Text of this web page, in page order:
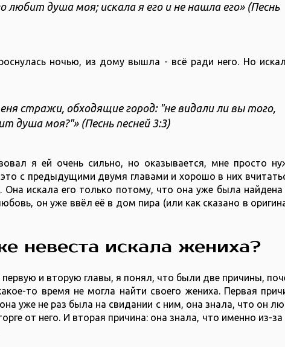
любит душа моя; искала я его и не нашла его» (‭Песнь
ночью, из дому вышла - всё ради него. Но
стражи, обходящие город: "не видали ли вы того,
душа моя?"» (‭‭Песнь песней ‭3‬:‭3‬)
я ей очень сильно, но оказывается, мне просто
с предыдущими двумя главами и хорошо в них
Она искала его только потому, что она уже была
он уже ввёл её в дом пира (или как сказано в
невеста искала жениха?
первую и вторую главы, я понял, что были две причины,
то время не могла найти своего жениха. Первая
уже не раз была на свидании с ним, она знала, что он
от него. И вторая причина: она знала, что именно из-за